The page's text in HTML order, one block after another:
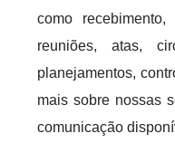
como
reuniões, atas,
planejamentos,
mais sobre nossas
comunicação